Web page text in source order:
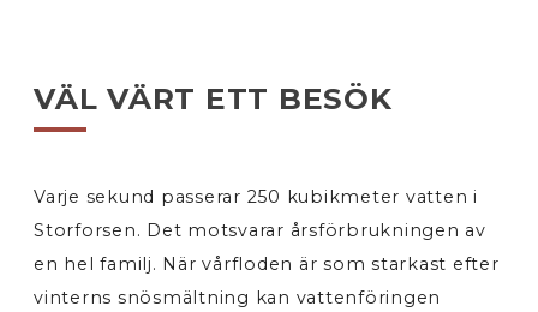
VÄL VÄRT ETT BESÖK
Varje sekund passerar 250 kubikmeter vatten i
Storforsen. Det motsvarar årsförbrukningen av
en hel familj. När vårfloden är som starkast efter
vinterns snösmältning kan vattenföringen